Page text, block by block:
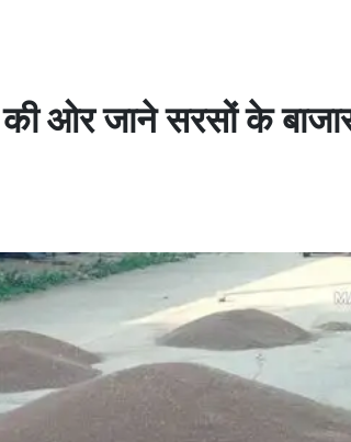
ओर जाने सरसों के